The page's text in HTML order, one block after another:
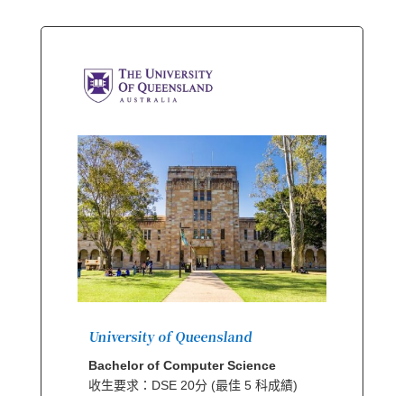
University of Queensland
Bachelor of Computer Science
收生要求：DSE 20分 (最佳 5 科成績)